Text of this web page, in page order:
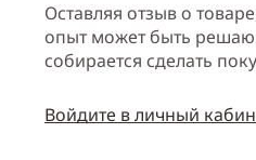
Оставляя отзыв о
опыт может быть
собирается сделать
Войдите в личный